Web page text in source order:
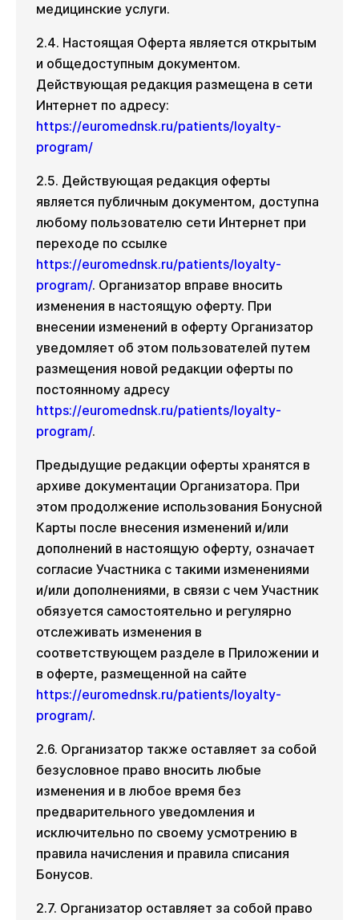
медицинские услуги.
2.4. Настоящая Оферта является открытым
и общедоступным документом.
Действующая редакция размещена в сети
Интернет по адресу:
https://euromednsk.ru/patients/loyalty-
program/
2.5. Действующая редакция оферты
является публичным документом, доступна
любому пользователю сети Интернет при
переходе по ссылке
https://euromednsk.ru/patients/loyalty-
program/. Организатор вправе вносить
изменения в настоящую оферту. При
внесении изменений в оферту Организатор
уведомляет об этом пользователей путем
размещения новой редакции оферты по
постоянному адресу
https://euromednsk.ru/patients/loyalty-
program/.
Предыдущие редакции оферты хранятся в
архиве документации Организатора. При
этом продолжение использования Бонусной
Карты после внесения изменений и/или
дополнений в настоящую оферту, означает
согласие Участника с такими изменениями
и/или дополнениями, в связи с чем Участник
обязуется самостоятельно и регулярно
отслеживать изменения в
соответствующем разделе в Приложении и
в оферте, размещенной на сайте
https://euromednsk.ru/patients/loyalty-
program/.
2.6. Организатор также оставляет за собой
безусловное право вносить любые
изменения и в любое время без
предварительного уведомления и
исключительно по своему усмотрению в
правила начисления и правила списания
Бонусов.
2.7. Организатор оставляет за собой право